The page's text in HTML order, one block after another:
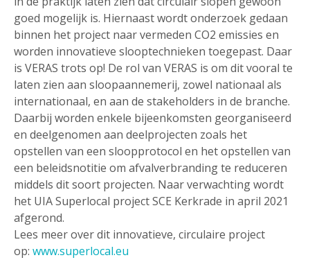
goed mogelijk is. Hiernaast wordt onderzoek gedaan
binnen het project naar vermeden CO2 emissies en
worden innovatieve slooptechnieken toegepast. Daar
is VERAS trots op! De rol van VERAS is om dit vooral te
laten zien aan sloopaannemerij, zowel nationaal als
internationaal, en aan de stakeholders in de branche.
Daarbij worden enkele bijeenkomsten georganiseerd
en deelgenomen aan deelprojecten zoals het
opstellen van een sloopprotocol en het opstellen van
een beleidsnotitie om afvalverbranding te reduceren
middels dit soort projecten. Naar verwachting wordt
het UIA Superlocal project SCE Kerkrade in april 2021
afgerond.
Lees meer over dit innovatieve, circulaire project
op: www.superlocal.eu